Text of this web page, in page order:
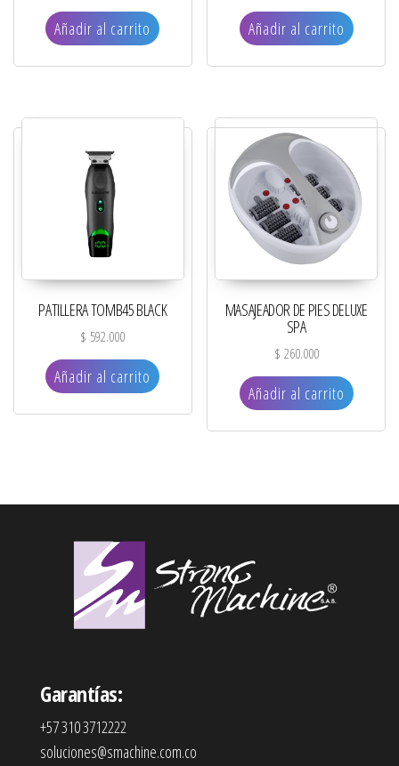
Añadir al carrito Añadir al carrito
PATILLERA TOMB45 BLACK
$ 592.000
Añadir al carrito
MASAJEADOR DE PIES DELUXE
SPA
$ 260.000
Añadir al carrito
Garantías:
+57 310 3712222
soluciones@smachine.com.co